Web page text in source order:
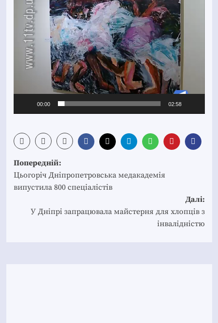
00:00 02:58
Post
navigation
Попередній:
Цьогоріч Дніпропетровська медакадемія
випустила 800 спеціалістів
Далі:
У Дніпрі запрацювала майстерня для хлопців з
інвалідністю